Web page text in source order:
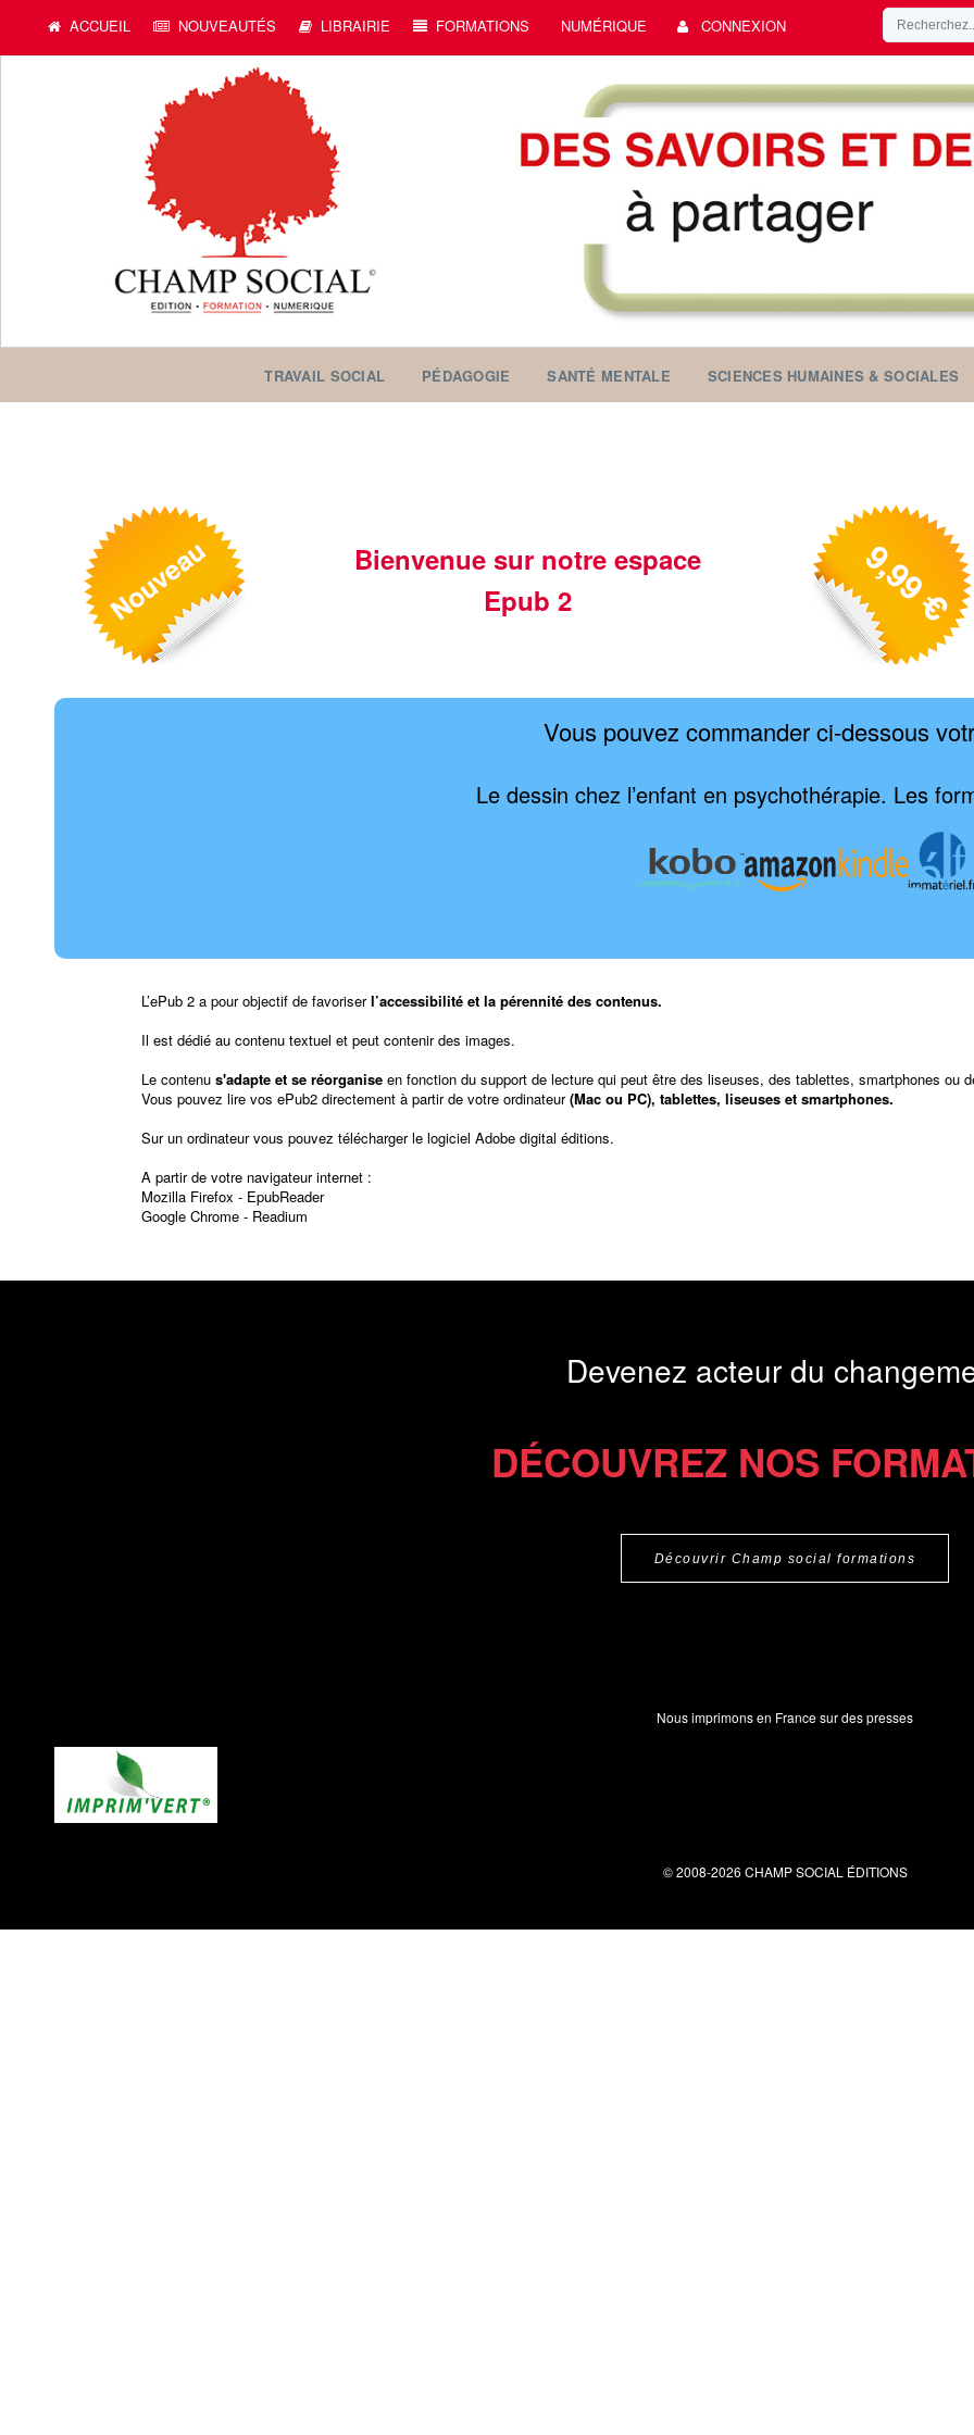
ACCUEIL NOUVEAUTÉS LIBRAIRIE FORMATIONS NUMÉRIQUE CONNEXION
TRAVAIL SOCIAL PÉDAGOGIE SANTÉ MENTALE SCIENCES HUMAINES & SOCIALES
Bienvenue sur notre espace
Epub 2
Vous pouvez commander ci-dessous
Le dessin chez l’enfant en psychothérapie. Les
L’ePub 2 a pour objectif de favoriserl’accessibilité et la pérennité des contenus.
Il est dédié au contenu textuel et peut contenir des images.
Le contenu s'adapte et se réorganise en fonction du support de lecture qui peut être des liseuses, des tablettes, smartphones ou
Vous pouvez lire vos ePub2 directement à partir de votre ordinateur(Mac ou PC), tablettes, liseuses et smartphones.
Sur un ordinateur vous pouvez télécharger le logiciel Adobe digital éditions.
A partir de votre navigateur internet :
Mozilla Firefox - EpubReader
Google Chrome - Readium
Devenez acteur du
DÉCOUVREZ NOS
Découvrir Champ social formations
Nous imprimons en France sur des presses
© 2008-2026 CHAMP SOCIAL ÉDITIONS